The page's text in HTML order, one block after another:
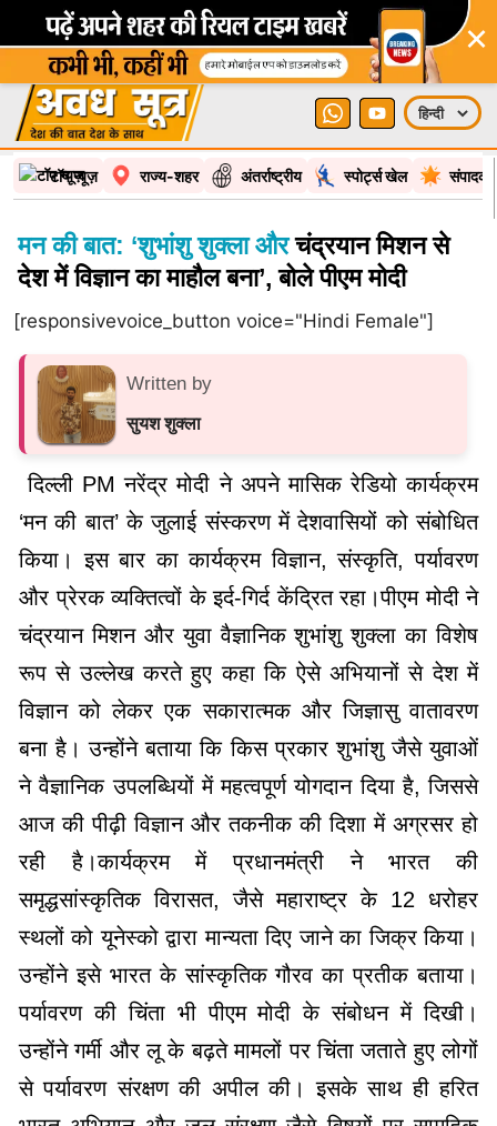
×
टॉप न्यूज़ राज्य-शहर अंतर्राष्ट्रीय स्पोर्ट्स खेल
मन की बात: ‘शुभांशु शुक्ला औरचंद्रयान मिशन से
देश में विज्ञान का माहौल बना’, बोले पीएम मोदी
[responsivevoice_button voice="Hindi Female"]
Written by
सुयश शुक्ला
दिल्ली PM नरेंद्र मोदी ने अपने मासिक रेडियो कार्यक्रम
‘मन की बात’ के जुलाई संस्करण में देशवासियों को संबोधित
किया। इस बार का कार्यक्रम विज्ञान, संस्कृति, पर्यावरण
और प्रेरक व्यक्तित्वों के इर्द-गिर्द केंद्रित रहा।पीएम मोदी ने
चंद्रयान मिशन और युवा वैज्ञानिक शुभांशु शुक्ला का विशेष
रूप से उल्लेख करते हुए कहा कि ऐसे अभियानों से देश में
विज्ञान को लेकर एक सकारात्मक और जिज्ञासु वातावरण
बना है। उन्होंने बताया कि किस प्रकार शुभांशु जैसे युवाओं
ने वैज्ञानिक उपलब्धियों में महत्वपूर्ण योगदान दिया है, जिससे
आज की पीढ़ी विज्ञान और तकनीक की दिशा में अग्रसर हो
रही है।कार्यक्रम में प्रधानमंत्री ने भारत की
समृद्धसांस्कृतिक विरासत, जैसे महाराष्ट्र के 12 धरोहर
स्थलों को यूनेस्को द्वारा मान्यता दिए जाने का जिक्र किया।
उन्होंने इसे भारत के सांस्कृतिक गौरव का प्रतीक बताया।
पर्यावरण की चिंता भी पीएम मोदी के संबोधन में दिखी।
उन्होंने गर्मी और लू के बढ़ते मामलों पर चिंता जताते हुए लोगों
से पर्यावरण संरक्षण की अपील की। इसके साथ ही हरित